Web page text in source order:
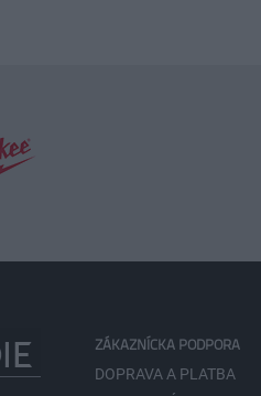
ZÁKAZNÍCKA PODPORA
DOPRAVA A PLATBA